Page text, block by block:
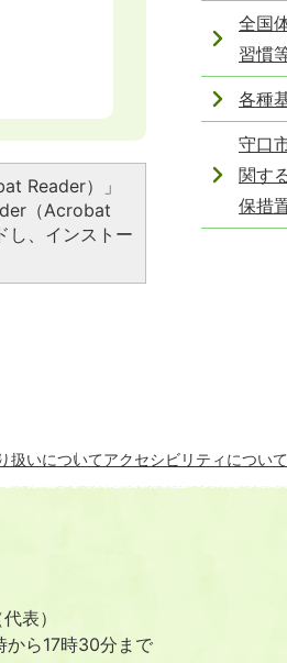
Reader）」
（Acrobat
し、インストー
全国
習慣
各種
守口
関す
保措
扱いについてアクセシビリティについて
表）
から17時30分まで